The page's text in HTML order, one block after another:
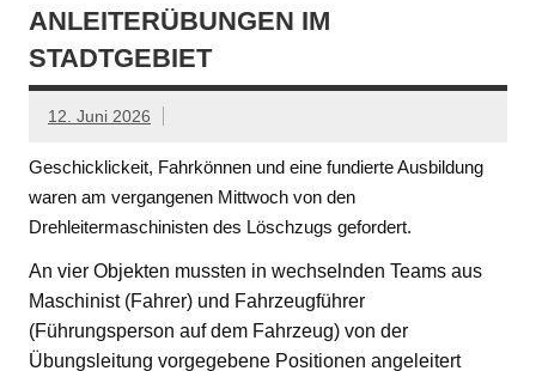
ANLEITERÜBUNGEN IM
STADTGEBIET
12. Juni 2026
Geschicklickeit, Fahrkönnen und eine fundierte Ausbildung
waren am vergangenen Mittwoch von den
Drehleitermaschinisten des Löschzugs gefordert.
An vier Objekten mussten in wechselnden Teams aus
Maschinist (Fahrer) und Fahrzeugführer
(Führungsperson auf dem Fahrzeug) von der
Übungsleitung vorgegebene Positionen angeleitert